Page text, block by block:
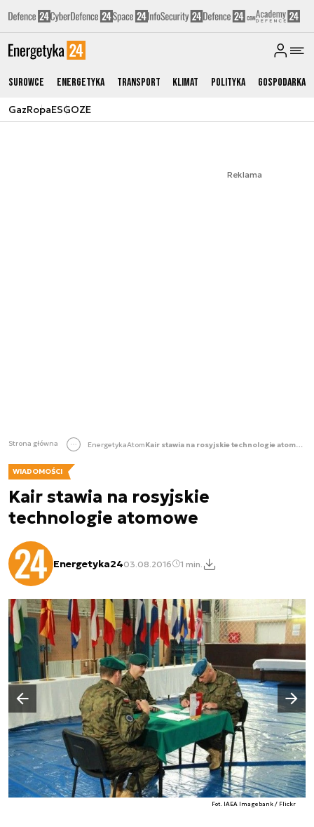
Surowce Energetyka Transport Klimat Polityka Gospodarka
GazRopaESGOZE
Reklama
Strona główna EnergetykaAtom Kair stawia na rosyjskie technologie atomowe
WIADOMOŚCI
Kair stawia na rosyjskie
technologie atomowe
Energetyka2403.08.2016 1 min.
Fot. IAEA Imagebank / Flickr
Poprzedni slajd
Następny slajd